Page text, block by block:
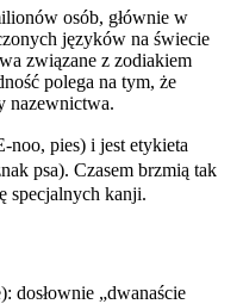
osób, głównie w
języków na świecie
związane z zodiakiem
polega na tym, że
nazewnictwa.
noo, pies) i jest etykieta
psa). Czasem brzmią tak
specjalnych kanji.
dosłownie „dwanaście